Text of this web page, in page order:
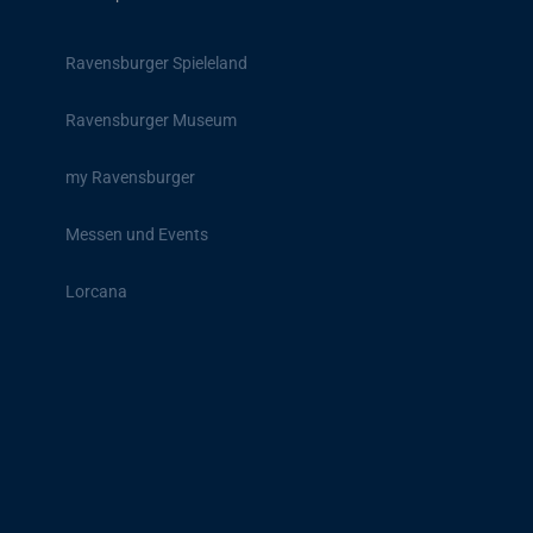
Ravensburger Spieleland
Ravensburger Museum
my Ravensburger
Messen und Events
Lorcana